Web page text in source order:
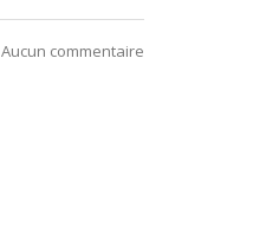
Aucun commentaire